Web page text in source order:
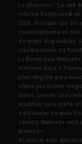
La afirmación "La red
informe RootScore®
2025. Probado con
comercialmente en
de redes disponibles.
clasificaciones de
La Membresía
Ilimitado Gold o
plan elegible para
oferta por cuenta
datos cuando se
modificar esta oferta
adicionales en
servicio Walmart+ está
Walmart+.
Al utilizar esta